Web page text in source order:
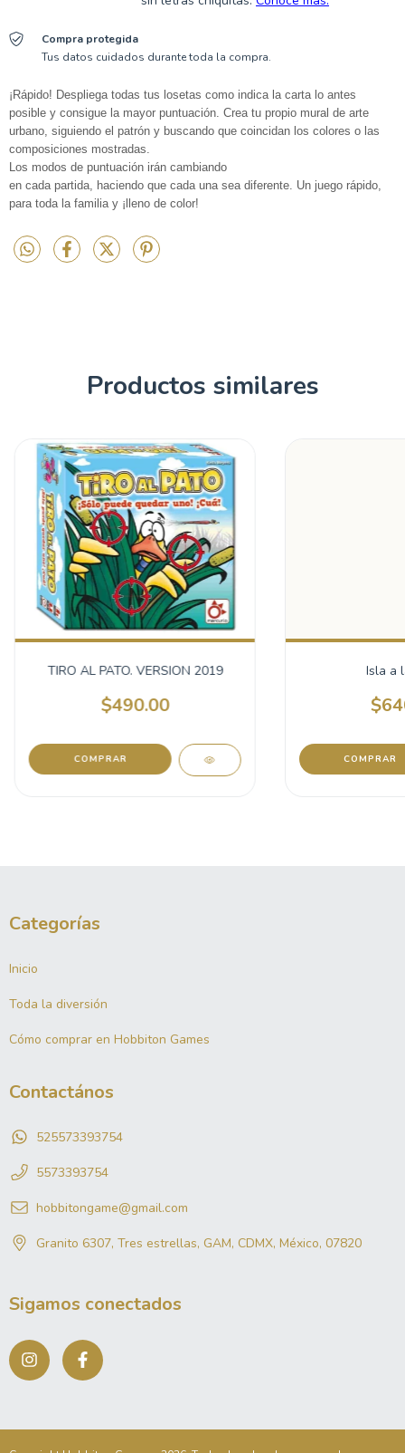
Compra protegida
Tus datos cuidados durante toda la compra.
¡Rápido! Despliega todas tus losetas como indica la carta lo antes
posible y consigue la mayor puntuación. Crea tu propio mural de arte
urbano, siguiendo el patrón y buscando que coincidan los colores o las
composiciones mostradas.
Los modos de puntuación irán cambiando
en cada partida, haciendo que cada una sea diferente. Un juego rápido,
para toda la familia y ¡lleno de color!
Productos similares
TIRO AL PATO. VERSION 2019
$490.00
Isla a
Categorías
Inicio
Toda la diversión
Cómo comprar en Hobbiton Games
Contactános
525573393754
5573393754
hobbitongame@gmail.com
Granito 6307, Tres estrellas, GAM, CDMX, México, 07820
Sigamos conectados